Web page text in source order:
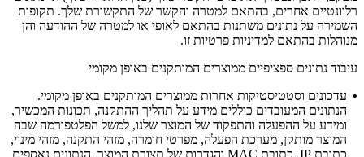
רלוונטיים אחרים, בהתאם למטרה והקשר של התקשורת שלך. תקופות
השמירה על נתונים משתנות בהתאם לאופי או למטרה של ההודעה והן
מנוהלות בהתאם למדיניות פרטיות זו.
עיבוד נתונים ספציפיים ממוצרים המותקנים באופן מקומי
• עדכונים וסטטיסטיקות אחרות ממוצרים המותקנים באופן מקומי.
הנתונים המעובדים כוללים מידע על תהליך ההתקנה, תכונות המכשיר,
ומידע על ההפעלה והתפקוד של המוצר שלנו, למשל הפלטפורמה שבה
המוצר מותקן, מערכת הפעלה, מפרטי חומרה, מזהי התקנה, מזהי מינוי,
כתובת IP, כתובת MAC והגדרות של תצורת המוצר. הנתונים נאספים